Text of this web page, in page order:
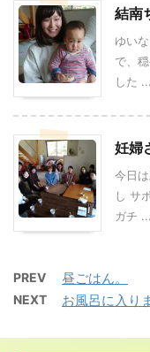
結南
ゆい
で、
した ...
妊婦
今日
し サ
ガチ ...
PREV 昼ごはん。
NEXT お風呂に入り